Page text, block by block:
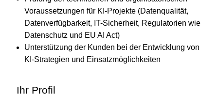
Voraussetzungen für KI-Projekte (Datenqualität,
Datenverfügbarkeit, IT-Sicherheit, Regulatorien wie
Datenschutz und EU AI Act)
Unterstützung der Kunden bei der Entwicklung von
KI-Strategien und Einsatzmöglichkeiten
Ihr Profil